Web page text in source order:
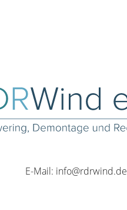
E-Mail: info@rdrwind.de